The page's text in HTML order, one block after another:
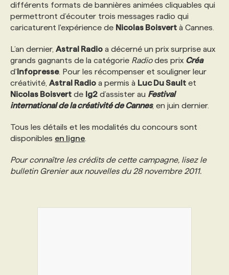
NOS TARIFS
PROGRAMMES DE SUBVENTIONS
FAQ
ANNONCEZ AVEC NOUS
ANNONCEZ AVEC NOUS
différents formats de bannières animées cliquables qui
permettront d’écouter trois messages radio qui
caricaturent l'expérience de Nicolas Boisvert à Cannes.
L’an dernier, Astral Radio a décerné un prix surprise aux
grands gagnants de la catégorie Radiodes prix Créa
d'Infopresse. Pour les récompenser et souligner leur
créativité, Astral Radio a permis à Luc Du Sault et
Nicolas Boisvert de lg2 d’assister au Festival
international de la créativité de Cannes, en juin dernier.
Tous les détails et les modalités du concours sont
disponibles en ligne
Pour connaître les crédits de cette campagne, lisez le
bulletin Grenier aux nouvelles du 28 novembre 2011.